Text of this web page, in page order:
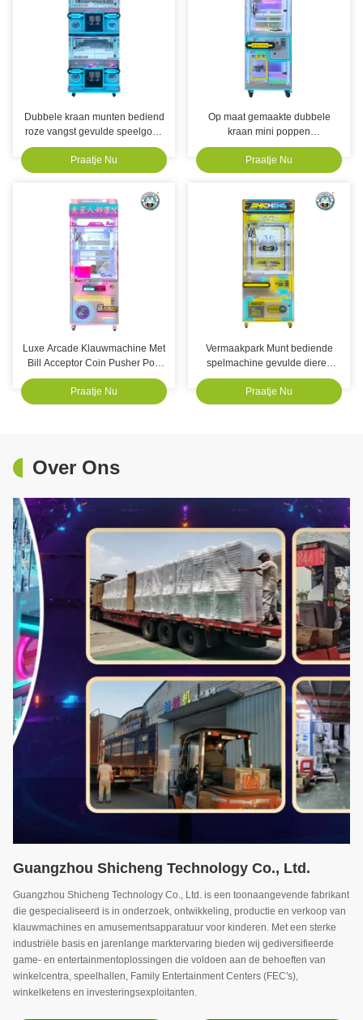
Dubbele kraan munten bediend
roze vangst gevulde speelgoed
machine speelgoed klauw
kraan spel machine
Praatje Nu
Op maat gemaakte dubbele
kraan mini poppen
klauwmachine voor pretparken
musea
Praatje Nu
Luxe Arcade Klauwmachine Met
Bill Acceptor Coin Pusher Pop
Machine Kids Games
Praatje Nu
Vermaakpark Munt bediende
spelmachine gevulde dieren
speelgoed arcade klauw
kraanmachine
Praatje Nu
Over Ons
Guangzhou Shicheng Technology Co., Ltd.
Guangzhou Shicheng Technology Co., Ltd. is een toonaangevende fabrikant
die gespecialiseerd is in onderzoek, ontwikkeling, productie en verkoop van
klauwmachines en amusementsapparatuur voor kinderen. Met een sterke
industriële basis en jarenlange marktervaring bieden wij gediversifieerde
game- en entertainmentoplossingen die voldoen aan de behoeften van
winkelcentra, speelhallen, Family Entertainment Centers (FEC's),
winkelketens en investeringsexploitanten.